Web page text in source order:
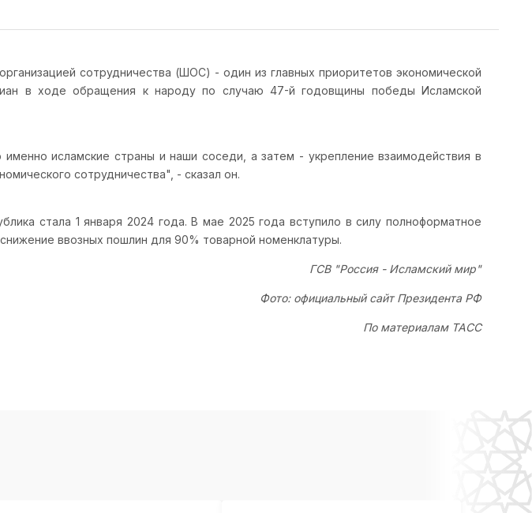
сотрудничества (ШОС) - один из главных приоритетов экономической
в ходе обращения к народу по случаю 47-й годовщины победы Исламской
исламские страны и наши соседи, а затем - укрепление взаимодействия в
сотрудничества", - сказал он.
стала 1 января 2024 года. В мае 2025 года вступило в силу полноформатное
ввозных пошлин для 90% товарной номенклатуры.
ГСВ "Россия - Исламский мир"
Фото: официальный сайт Президента РФ
По материалам ТАСС